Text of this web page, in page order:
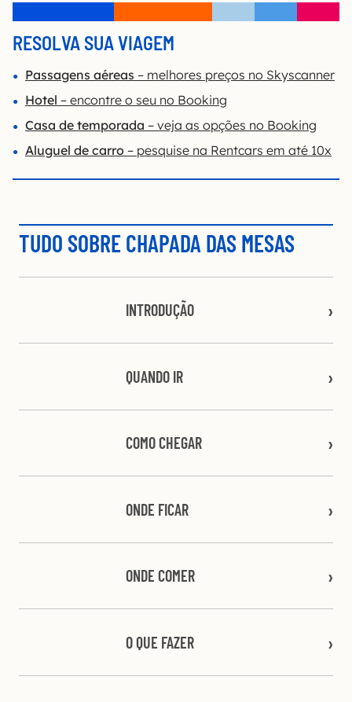
RESOLVA SUA VIAGEM
Passagens aéreas – melhores preços no Skyscanner
Hotel – encontre o seu no Booking
Casa de temporada – veja as opções no Booking
Aluguel de carro – pesquise na Rentcars em até 10x
TUDO SOBRE CHAPADA DAS MESAS
INTRODUÇÃO
QUANDO IR
COMO CHEGAR
ONDE FICAR
ONDE COMER
O QUE FAZER